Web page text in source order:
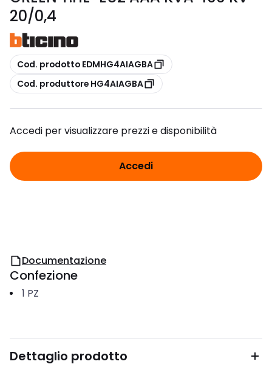
20/0,4
copia
Cod. prodotto EDMHG4AIAGBA
copia
Cod. produttore HG4AIAGBA
Accedi per visualizzare prezzi e disponibilità
Accedi
Documentazione
Confezione
1 PZ
Dettaglio prodotto